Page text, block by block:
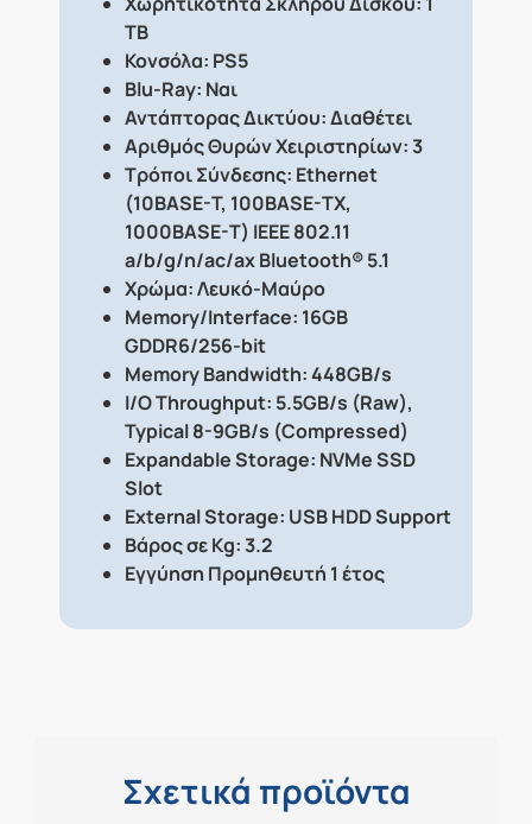
TB
Κονσόλα: PS5
Blu-Ray: Ναι
Αντάπτορας Δικτύου: Διαθέτει
Αριθμός Θυρών Χειριστηρίων: 3
Τρόποι Σύνδεσης: Ethernet
(10BASE-T, 100BASE-TX,
1000BASE-T) IEEE 802.11
a/b/g/n/ac/ax Bluetooth® 5.1
Χρώμα: Λευκό-Μαύρο
Memory/Interface: 16GB
GDDR6/256-bit
Memory Bandwidth: 448GB/s
I/O Throughput: 5.5GB/s (Raw),
Typical 8-9GB/s (Compressed)
Expandable Storage: NVMe SSD
Slot
External Storage: USB HDD Support
Βάρος σε Kg: 3.2
Εγγύηση Προμηθευτή 1 έτος
Σχετικά προϊόντα